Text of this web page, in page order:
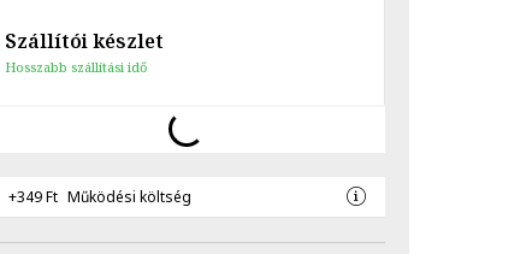
Szállítói készlet
Hosszabb szállítási idő
+349 Ft Működési költség